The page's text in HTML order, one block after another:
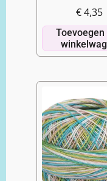
€4,35
Toevoegen